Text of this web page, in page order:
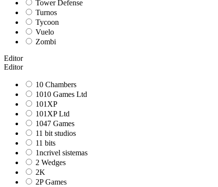
Tower Defense
Turnos
Tycoon
Vuelo
Zombi
Editor
Editor
10 Chambers
1010 Games Ltd
101XP
101XP Ltd
1047 Games
11 bit studios
11 bits
1ncrivel sistemas
2 Wedges
2K
2P Games